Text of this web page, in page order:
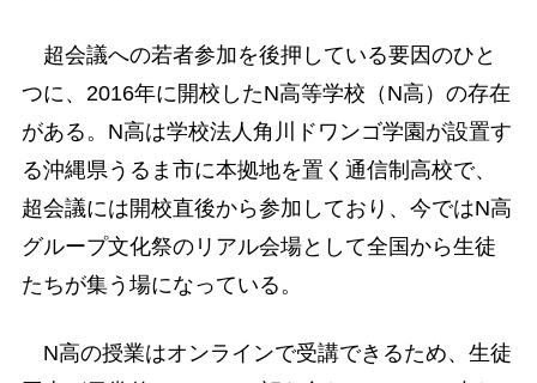
超会議への若者参加を後押している要因のひと
つに、2016年に開校したN高等学校（N高）の存在
がある。N高は学校法人角川ドワンゴ学園が設置す
る沖縄県うるま市に本拠地を置く通信制高校で、
超会議には開校直後から参加しており、今ではN高
グループ文化祭のリアル会場として全国から生徒
たちが集う場になっている。
N高の授業はオンラインで受講できるため、生徒